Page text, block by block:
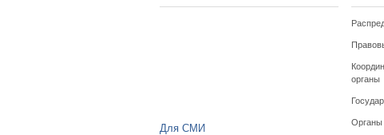
органы
Органы
Для СМИ